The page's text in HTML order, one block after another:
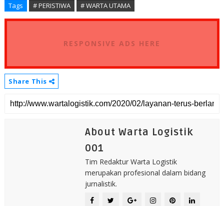
Tags # PERISTIWA # WARTA UTAMA
RESPONSIVE ADS HERE
Share This
About Warta Logistik
001
Tim Redaktur Warta Logistik
merupakan profesional dalam bidang
jurnalistik.